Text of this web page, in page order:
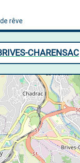
CHARENSAC